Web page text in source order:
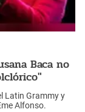
Baca no
Latin Grammy y
Alfonso.